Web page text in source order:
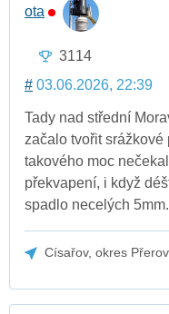
ota
3114
# 03.06.2026, 22:39
Tady nad střední
začalo tvořit srážkové
takového moc
překvapení, i když
spadlo necelých 5mm.
Císařov, okres Přerov